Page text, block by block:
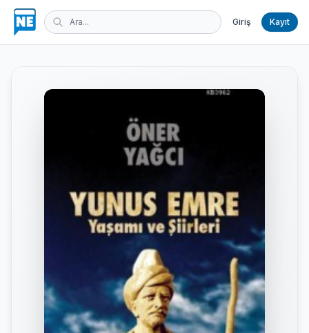
Giriş Kayıt